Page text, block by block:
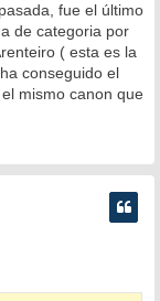
fue el último
de categoria por
( esta es la
conseguido el
mismo canon que